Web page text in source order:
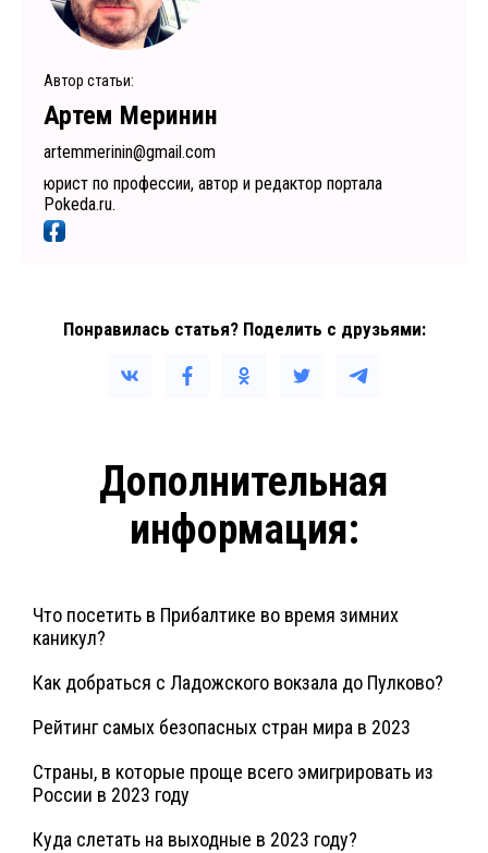
Автор статьи:
Артем Меринин
artemmerinin@gmail.com
юрист по профессии, автор и редактор портала
Pokeda.ru.
Понравилась статья? Поделить с друзьями:
Дополнительная
информация:
Что посетить в Прибалтике во время зимних
каникул?
Как добраться с Ладожского вокзала до Пулково?
Рейтинг самых безопасных стран мира в 2023
Страны, в которые проще всего эмигрировать из
России в 2023 году
Куда слетать на выходные в 2023 году?